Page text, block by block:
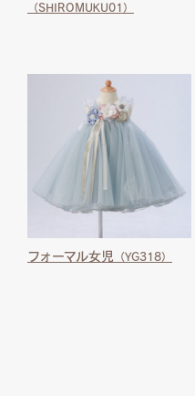
（SHIROMUKU01）
フォーマル女児 （YG318）